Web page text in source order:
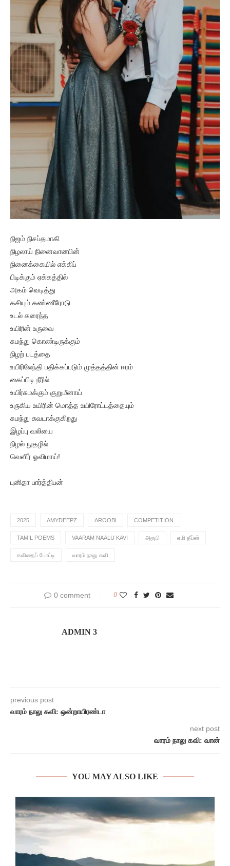
நிஜம் நிசப்தமாகி
நிழலாய் நினைவானபின்
நினைக்கையில் எக்கிப்
பிடிக்கும் ஏக்கத்தில்
அகம் வெடித்து
கசியும் கண்ணீரோடு
உடல் கரைந்த
உயிரின் உருவை
சுமந்து கொண்டிருக்கும்
நிழற் படத்தை
உயிரிலேந்தி பதிக்கப்படும் முத்தத்தின் ஈரம்
கைப்பிடி நீரில்
உயிர்சுமக்கும் குறுமீனாய்
உருகிய உயிரின் மொத்த உயிரோட்டத்தையும்
சுமந்து சுவடாக்குகிறது
இழப்பு வலியை
நிழல் நுதழில்
வெளிர் ஓவிமாய்!
புனிதா பார்த்திபன்
2025 AMYDEEPZ AROOBI COMPETITION
TAMIL POEMS VAARAM NAALU KAVI அரூபி எமி தீப்ஸ்
கவிதைப் போட்டி வாரம் நாலு கவி
0 comment 0
ADMIN 3
previous post
வாரம் நாலு கவி: ஒன்றாயிரண்டா
next post
வாரம் நாலு கவி: வான்
YOU MAY ALSO LIKE